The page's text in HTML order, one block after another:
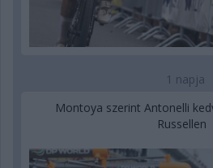
1 napja
Montoya szerint Antonelli
Russellen